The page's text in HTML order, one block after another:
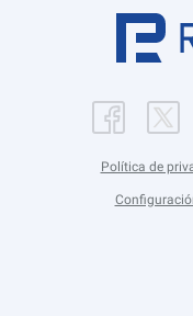
Política de